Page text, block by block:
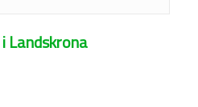
Landskrona